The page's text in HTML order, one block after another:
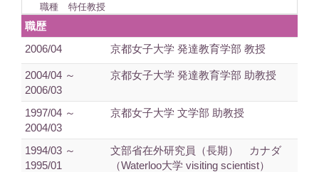
職種
特任教授
職歴
2006/04
京都女子大学 発達教育学部 教授
2004/04 ～
2006/03
京都女子大学 発達教育学部 助教授
1997/04 ～
2004/03
京都女子大学 文学部 助教授
1994/03 ～
1995/01
文部省在外研究員（長期） カナダ
（Waterloo大学 visiting scientist）